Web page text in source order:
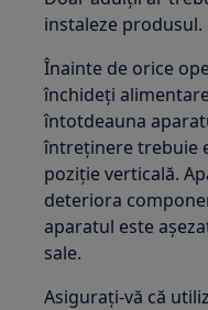
instaleze produsul.
Înainte de orice
închideți
întotdeauna
întreținere trebuie
poziție verticală.
deteriora
aparatul este
sale.
Asigurați-vă că